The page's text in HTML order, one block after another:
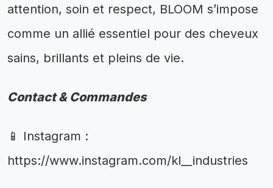
attention, soin et respect, BLOOM s’impose
comme un allié essentiel pour des cheveux
sains, brillants et pleins de vie.
Contact & Commandes
📱 Instagram :
https://www.instagram.com/kl__industries